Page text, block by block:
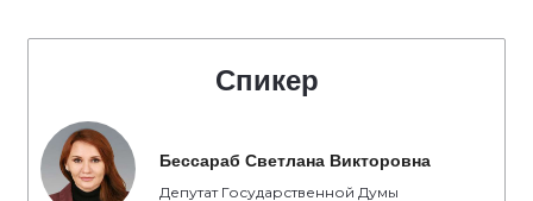
Спикер
Бессараб Светлана Викторовна
Депутат Государственной Думы